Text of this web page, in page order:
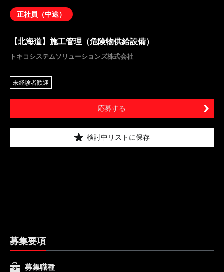
正社員（中途）
【北海道】施工管理（危険物供給設備）
トキコシステムソリューションズ株式会社
未経験者歓迎
応募する
検討中リストに保存
募集要項
募集職種